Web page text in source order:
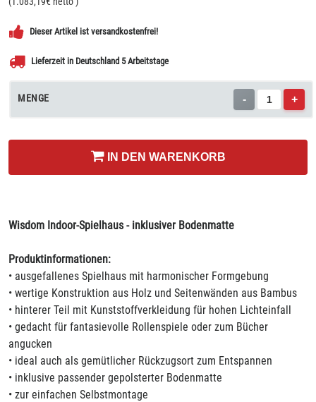
Dieser Artikel ist versandkostenfrei!
Lieferzeit in Deutschland 5 Arbeitstage
MENGE - +
IN DEN WARENKORB
Wisdom Indoor-Spielhaus - inklusiver Bodenmatte
Produktinformationen:
• ausgefallenes Spielhaus mit harmonischer Formgebung
• wertige Konstruktion aus Holz und Seitenwänden aus Bambus
• hinterer Teil mit Kunststoffverkleidung für hohen Lichteinfall
• gedacht für fantasievolle Rollenspiele oder zum Bücher
angucken
• ideal auch als gemütlicher Rückzugsort zum Entspannen
• inklusive passender gepolsterter Bodenmatte
• zur einfachen Selbstmontage